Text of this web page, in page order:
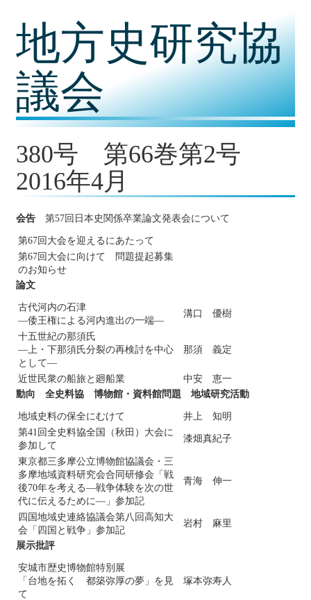
地方史研究協
議会
380号 第66巻第2号
2016年4月
会告 第57回日本史関係卒業論文発表会について
第67回大会を迎えるにあたって
第67回大会に向けて 問題提起募集
のお知らせ
論文
古代河内の石津
―倭王権による河内進出の一端―
溝口 優樹
十五世紀の那須氏
―上・下那須氏分裂の再検討を中心
として―
那須 義定
近世民衆の船旅と廻船業
中安 恵一
動向 全史料協 博物館・資料館問題 地域研究活動
地域史料の保全にむけて
井上 知明
第41回全史料協全国（秋田）大会に
参加して
漆畑真紀子
東京都三多摩公立博物館協議会・三
多摩地域資料研究会合同研修会「戦
後70年を考える―戦争体験を次の世
代に伝えるために―」参加記
青海 伸一
四国地域史連絡協議会第八回高知大
会「四国と戦争」参加記
岩村 麻里
展示批評
安城市歴史博物館特別展
「台地を拓く 都築弥厚の夢」を見
て
塚本弥寿人